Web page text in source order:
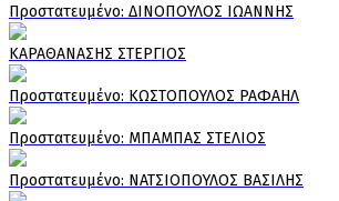
Πρoστατευμένο: ΔΙΝΟΠΟΥΛΟΣ ΙΩΑΝΝΗΣ
ΚΑΡΑΘΑΝΑΣΗΣ ΣΤΕΡΓΙΟΣ
Πρoστατευμένο: ΚΩΣΤΟΠΟΥΛΟΣ ΡΑΦΑΗΛ
Πρoστατευμένο: ΜΠΑΜΠΑΣ ΣΤΕΛΙΟΣ
Πρoστατευμένο: ΝΑΤΣΙΟΠΟΥΛΟΣ ΒΑΣΙΛΗΣ